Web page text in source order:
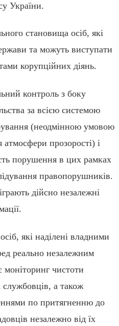
України.
становища осіб, які
та можуть виступати
корупційних діянь.
контроль з боку
за всією системою
(неодмінною умовою
атмосфери прозорості) і
порушення в цих рамках
правопорушників.
дійсно незалежні
які наділені владними
реально незалежним
чистоти
службовців, а також
по притягненню до
незалежно від їх